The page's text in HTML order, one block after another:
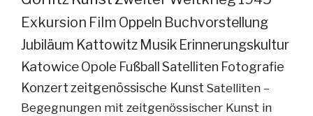
Exkursion Film Oppeln Buchvorstellung
Jubiläum Kattowitz Musik Erinnerungskultur
KatowiceOpole FußballSatelliten Fotografie
Konzertzeitgenössische Kunst Satelliten –
Begegnungen mit zeitgenössischer Kunst in